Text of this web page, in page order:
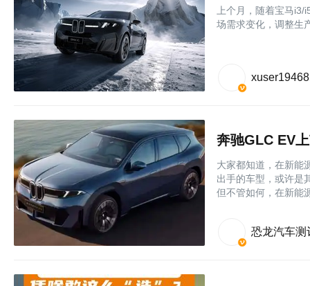
上个月，随着宝马
场需求变化，调整生
奔驰GLC EV
大家都知道，在新能
出手的车型，或许是
但不管如何，在新能
恐龙汽车测